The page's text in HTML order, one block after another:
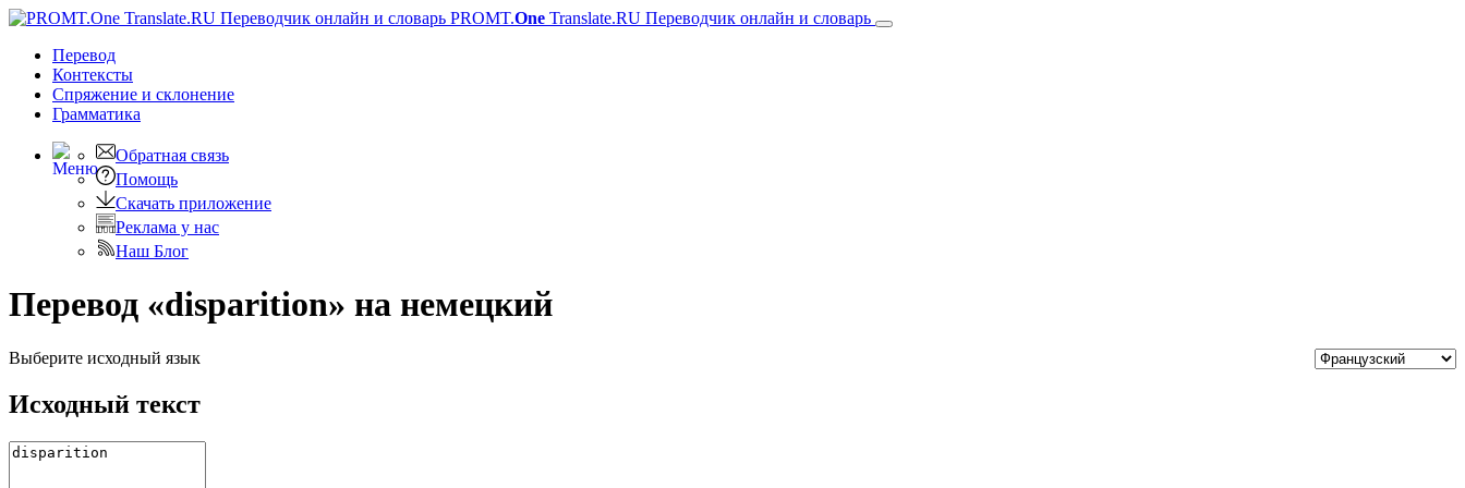
PROMT.One Translate.RU Переводчик онлайн и словарь
Перевод
Контексты
Спряжение и склонение
Грамматика
Обратная связь
Помощь
Скачать приложение
Реклама у нас
Наш Блог
Перевод «disparition» на немецкий
Выберите исходный язык
Исходный текст